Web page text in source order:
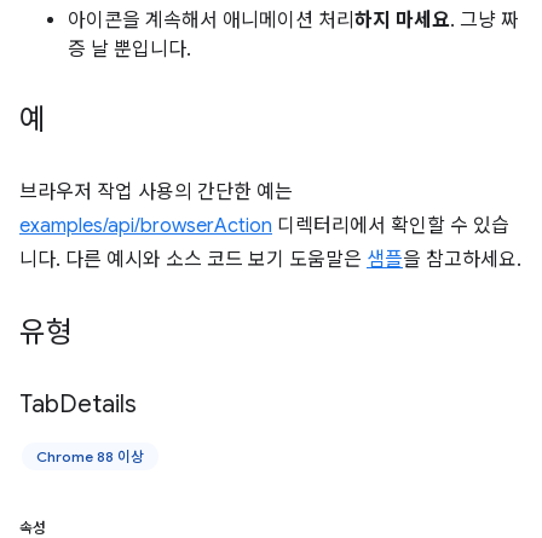
아이콘을 계속해서 애니메이션 처리 하지 마세요. 그냥 짜
증 날 뿐입니다.
예
브라우저 작업 사용의 간단한 예는
examples/api/browserAction 디렉터리에서 확인할 수 있습
니다. 다른 예시와 소스 코드 보기 도움말은 샘플을 참고하세요.
유형
TabDetails
Chrome 88 이상
속성